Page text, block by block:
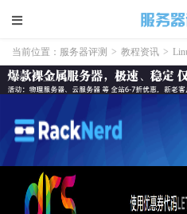
当前位置： 服务器评测 > 教程资讯 >